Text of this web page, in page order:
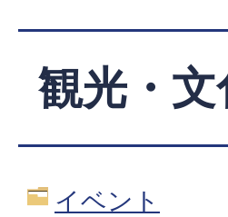
観光・
イベント